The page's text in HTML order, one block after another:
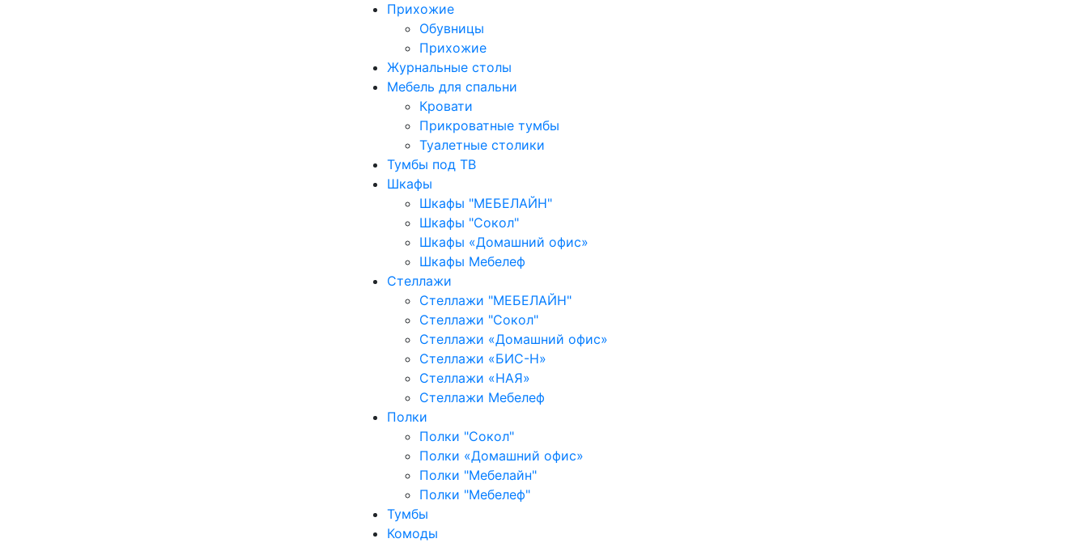
Прихожие
Обувницы
Прихожие
Журнальные столы
Мебель для спальни
Кровати
Прикроватные тумбы
Туалетные столики
Тумбы под ТВ
Шкафы
Шкафы "МЕБЕЛАЙН"
Шкафы "Сокол"
Шкафы «Домашний офис»
Шкафы Мебелеф
Стеллажи
Стеллажи "МЕБЕЛАЙН"
Стеллажи "Сокол"
Стеллажи «Домашний офис»
Стеллажи «БИС-Н»
Стеллажи «НАЯ»
Стеллажи Мебелеф
Полки
Полки "Сокол"
Полки «Домашний офис»
Полки "Мебелайн"
Полки "Мебелеф"
Тумбы
Комоды